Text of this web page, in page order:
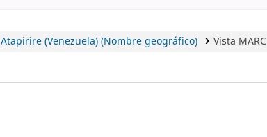
Atapirire (Venezuela) (Nombre geográfico) Vista MARC